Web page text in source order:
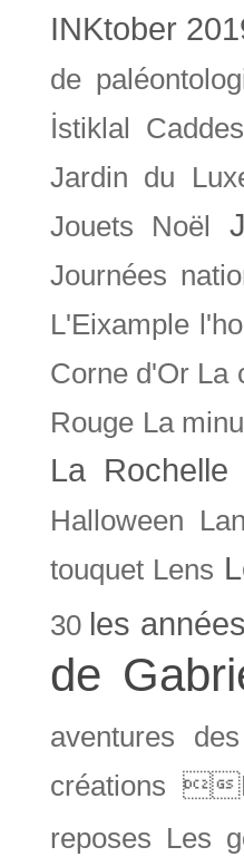
INKtober
de
İstiklal
Jardin du
Jouets Noël
Journées
L'Eixample
Corne d'Or La
Rouge La
La Rochelle
Halloween
touquet Lens
30 les
de
aventures
créations 
reposes Les